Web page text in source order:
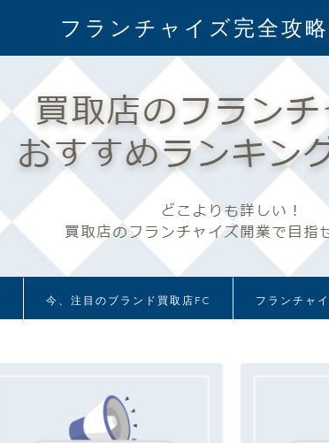
フランチャイズ完全攻
今、注目のブランド買取店FC フランチャ